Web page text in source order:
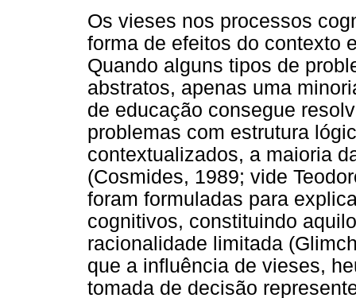
Os vieses nos processos
forma de efeitos do contexto
Quando alguns tipos de
abstratos, apenas uma
de educação consegue
problemas com estrutura
contextualizados, a maioria
(Cosmides, 1989; vide
foram formuladas para
cognitivos, constituindo
racionalidade limitada
que a influência de vieses,
tomada de decisão